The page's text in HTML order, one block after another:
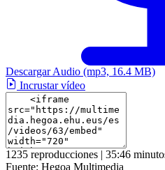
Descargar Audio (mp3, 16.4 MB)
Incrustar vídeo
1235 reproducciones | 35:46
Fuente: Hegoa Multimedia